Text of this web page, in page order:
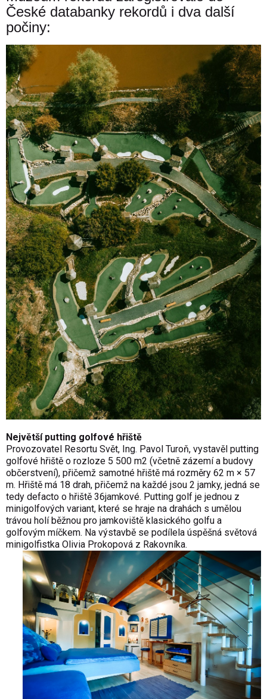
České databanky rekordů i dva další
počiny:
Největší putting golfové hřiště
Provozovatel Resortu Svět, Ing. Pavol Turoň, vystavěl putting
golfové hřiště o rozloze 5 500 m2 (včetně zázemí a budovy
občerstvení), přičemž samotné hřiště má rozměry 62 m × 57
m. Hřiště má 18 drah, přičemž na každé jsou 2 jamky, jedná se
tedy defacto o hřiště 36jamkové. Putting golf je jednou z
minigolfových variant, které se hraje na drahách s umělou
trávou holí běžnou pro jamkoviště klasického golfu a
golfovým míčkem. Na výstavbě se podílela úspěšná světová
minigolfistka Olivia Prokopová z Rakovníka.